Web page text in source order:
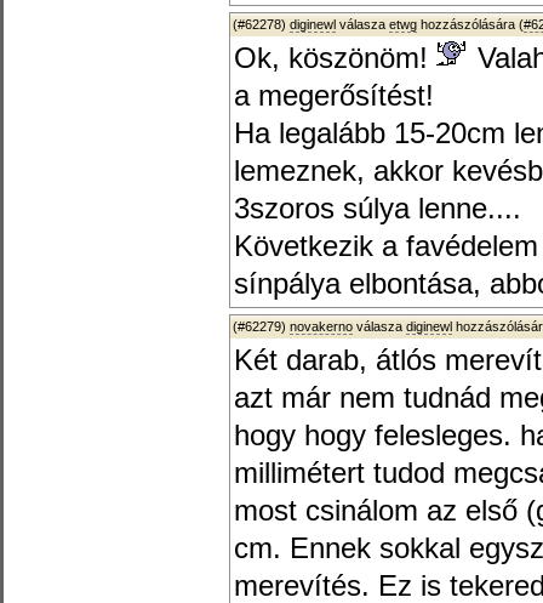
(#62278) diginewl válasza etwg hozzászólására (
Ok, köszönöm!
a megerősítést!
Ha legalább 15-20cm
lemeznek, akkor
3szoros súlya lenne....
Következik a
sínpálya elbontása,
(#62279) novakerno válasza diginewl
Két darab, átlós
azt már nem tudnád
hogy hogy felesleges.
millimétert tudod
most csinálom az első
cm. Ennek sokkal
merevítés. Ez is